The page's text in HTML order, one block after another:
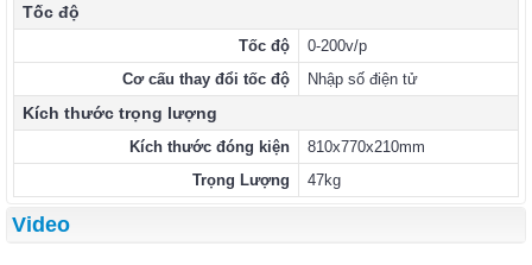
Tốc độ
Tốc độ
0-200v/p
Cơ cấu thay đổi tốc độ
Nhập số điện tử
Kích thước trọng lượng
Kích thước đóng kiện
810x770x210mm
Trọng Lượng
47kg
Video